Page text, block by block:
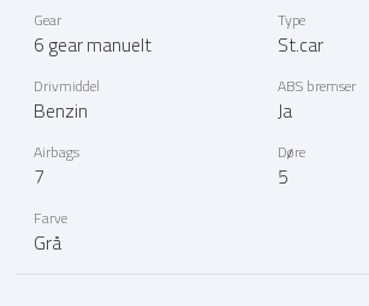
Gear
6 gear manuelt
Type
St.car
Drivmiddel
Benzin
ABS bremser
Ja
Airbags
7
Døre
5
Farve
Grå